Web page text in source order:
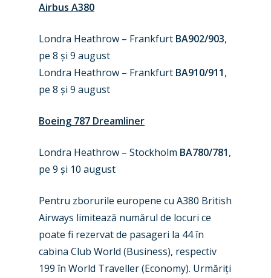
Airbus A380
Londra Heathrow – Frankfurt BA902/903,
pe 8 și 9 august
Londra Heathrow – Frankfurt BA910/911,
pe 8 și 9 august
Boeing 787 Dreamliner
Londra Heathrow – Stockholm BA780/781,
pe 9 și 10 august
Pentru zborurile europene cu A380 British
Airways limitează numărul de locuri ce
poate fi rezervat de pasageri la 44 în
cabina Club World (Business), respectiv
199 în World Traveller (Economy). Urmăriți